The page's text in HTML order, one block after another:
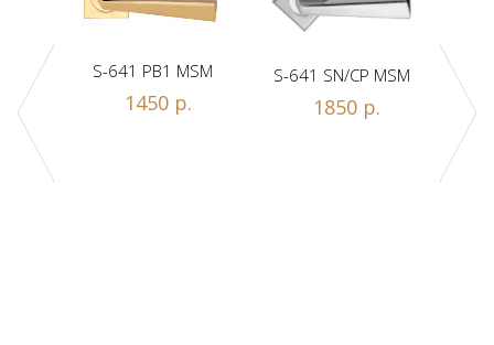
A
S-641 PB1 MSM
1450 р.
S-641 SN/CP MSM
1850 р.